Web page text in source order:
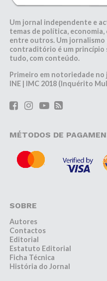
Um jornal independente e
temas de política,
entre outros. Um
contraditório é um princípio
tudo, com conteúdo.
Primeiro em notoriedade no
INE | IMC 2018 (Inquérito
MÉTODOS DE
SOBRE
Autores
Contactos
Editorial
Estatuto Editorial
Ficha Técnica
História do Jornal